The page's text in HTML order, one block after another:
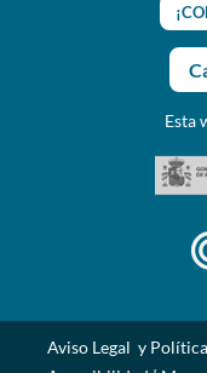
Esta
Aviso Legal y